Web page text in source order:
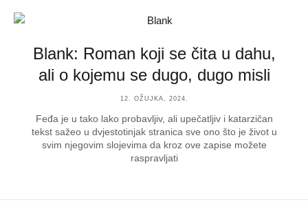
Blank: Roman koji se čita u dahu,
ali o kojemu se dugo, dugo misli
12. OŽUJKA, 2024.
Feđa je u tako lako probavljiv, ali upečatljiv i katarzičan
tekst sažeo u dvjestotinjak stranica sve ono što je život u
svim njegovim slojevima da kroz ove zapise možete
raspravljati